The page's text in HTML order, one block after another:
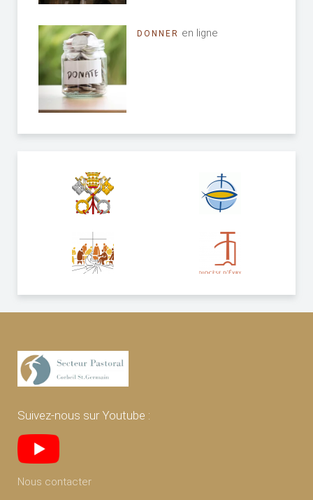
DONNER en ligne
Suivez-nous sur Youtube :
Nous contacter